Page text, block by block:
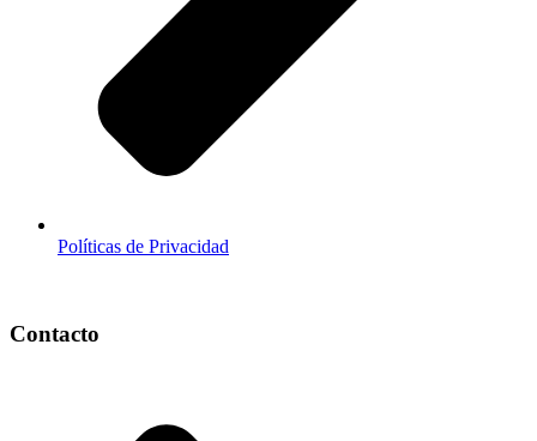
Políticas de Privacidad
Contacto